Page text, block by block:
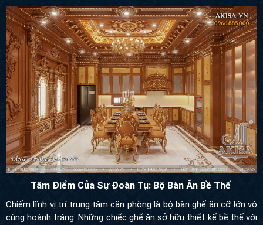
Tâm Điểm Của Sự Đoàn Tụ: Bộ Bàn Ăn Bề Thế
Chiếm lĩnh vị trí trung tâm căn phòng là bộ bàn ghế ăn cỡ lớn vô
cùng hoành tráng. Những chiếc ghế ăn sở hữu thiết kế bề thế với
phần khung gỗ uốn lượn được chạm trổ hoa văn dát vàng tinh
xảo. Lớp nệm bọc da cao cấp màu nâu cam không chỉ mang lại